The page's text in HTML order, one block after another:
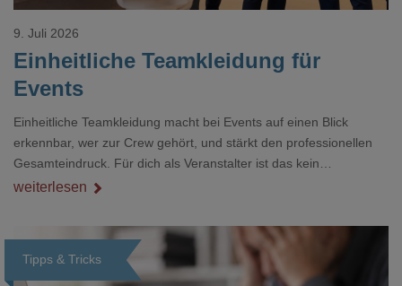
Einheitliche Teamkleidung für
Events
9. Juli 2026
Einheitliche Teamkleidung macht bei Events auf einen Blick
erkennbar, wer zur Crew gehört, und stärkt den professionellen
Gesamteindruck. Für dich als Veranstalter ist das kein
Nebenthema: Bei Textilien mit Stickerei oder mehreren
weiterlesen
Tipps & Tricks